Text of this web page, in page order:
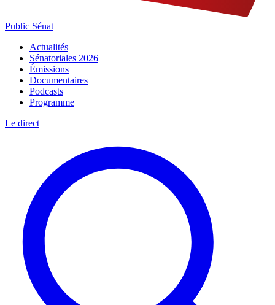
Public Sénat
Actualités
Sénatoriales 2026
Émissions
Documentaires
Podcasts
Programme
Le direct